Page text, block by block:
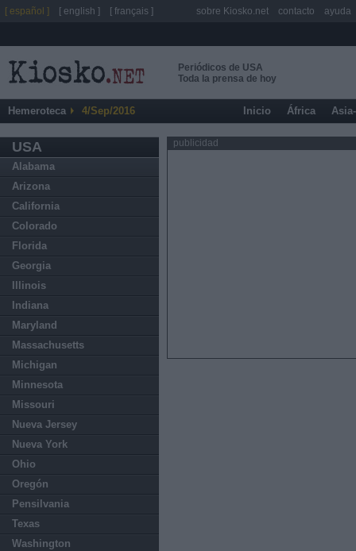
Periódicos de USA
Toda la prensa de hoy
Hemeroteca 4/Sep/2016 Inicio África
USA
Alabama
Arizona
California
Colorado
Florida
Georgia
Illinois
Indiana
Maryland
Massachusetts
Michigan
Minnesota
Missouri
Nueva Jersey
Nueva York
Ohio
Oregón
Pensilvania
Texas
Washington
publicidad
[ español ] [ english ] [ français ] sobre Kiosko.net contacto ayuda